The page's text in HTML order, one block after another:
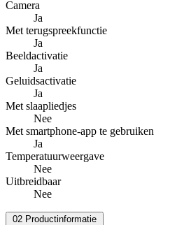
Camera
Ja
Met terugspreekfunctie
Ja
Beeldactivatie
Ja
Geluidsactivatie
Ja
Met slaapliedjes
Nee
Met smartphone-app te gebruiken
Ja
Temperatuurweergave
Nee
Uitbreidbaar
Nee
02 Productinformatie